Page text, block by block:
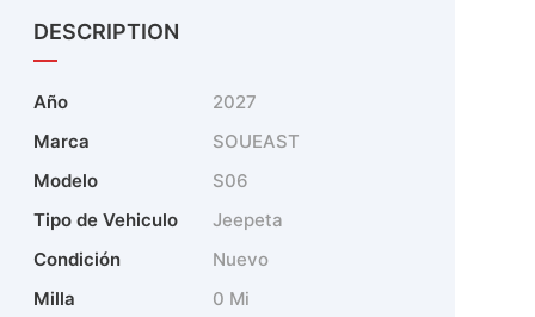
DESCRIPTION
Año
2027
Marca
SOUEAST
Modelo
S06
Tipo de Vehiculo
Jeepeta
Condición
Nuevo
Milla
0 Mi